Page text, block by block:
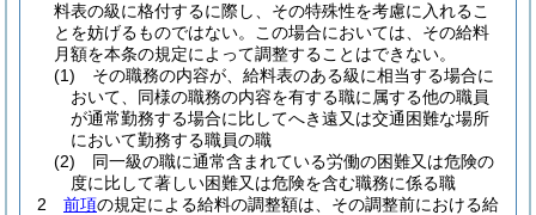
料表の級に格付するに際し、その特殊性を考慮に入れるこ
とを妨げるものではない。
この場合においては、その給料
月額を本条の規定によって調整することはできない。
(1)
その職務の内容が、給料表のある級に相当する場合に
おいて、同様の職務の内容を有する職に属する他の職員
が通常勤務する場合に比してへき遠又は交通困難な場所
において勤務する職員の職
(2)
同一級の職に通常含まれている労働の困難又は危険の
度に比して著しい困難又は危険を含む職務に係る職
2
前項の規定による給料の調整額は、その調整前における給